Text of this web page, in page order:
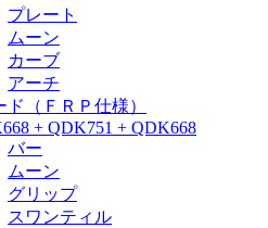
プレート
ムーン
カーブ
アーチ
ド（ＦＲＰ仕様）
+ QDK751 + QDK668
バー
ムーン
グリップ
スワンティル